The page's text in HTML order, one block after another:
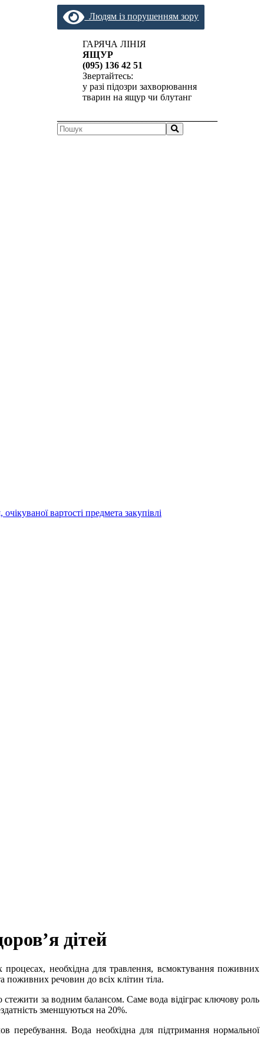
Людям із порушенням зору
ГАРЯЧА ЛІНІЯ
ЯЩУР
(095) 136 42 51
Звертайтесь:
у разі підозри захворювання
тварин на ящур чи блутанг
вартості предмета закупівлі
дітей
необхідна для травлення, всмоктування поживних
поживних речовин до всіх клітин тіла.
за водним балансом. Саме вода відіграє ключову роль
зменшуються на 20%.
перебування. Вода необхідна для підтримання нормальної